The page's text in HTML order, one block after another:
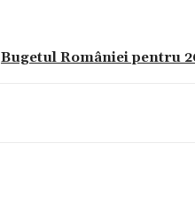
Bugetul României pentru